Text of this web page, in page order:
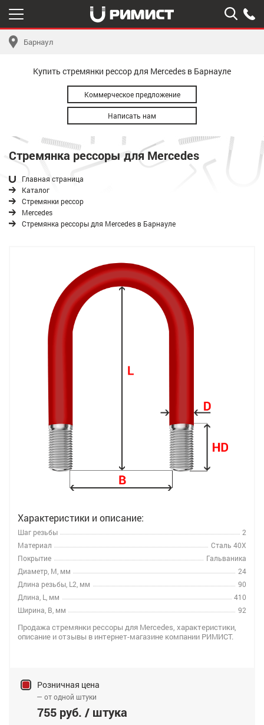
Барнаул
Купить стремянки рессор для Mercedes в Барнауле
Коммерческое предложение
Написать нам
Стремянка рессоры для Mercedes
Главная страница
Каталог
Стремянки рессор
Mercedes
Стремянка рессоры для Mercedes в Барнауле
Характеристики и описание:
Шаг резьбы
2
Материал
Сталь 40Х
Покрытие
Гальваника
Диаметр, M, мм
24
Длина резьбы, L2, мм
90
Длина, L, мм
410
Ширина, B, мм
92
Продажа стремянки рессоры для Mercedes, характеристики,
описание и отзывы в интернет-магазине компании РИМИСТ.
Розничная цена
— от одной штуки
755 руб. / штука